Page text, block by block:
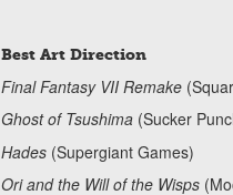
Best Art Direction
Final Fantasy VII Remake
Ghost of Tsushima(Sucker
Hades(Supergiant Games)
Ori and the Will of the Wisps